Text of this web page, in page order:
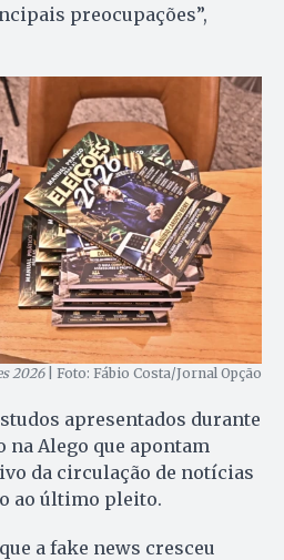
preocupações”,
2026| Foto: Fábio Costa/Jornal Opção
apresentados durante
Alego que apontam
da circulação de notícias
ao último pleito.
a fake news cresceu